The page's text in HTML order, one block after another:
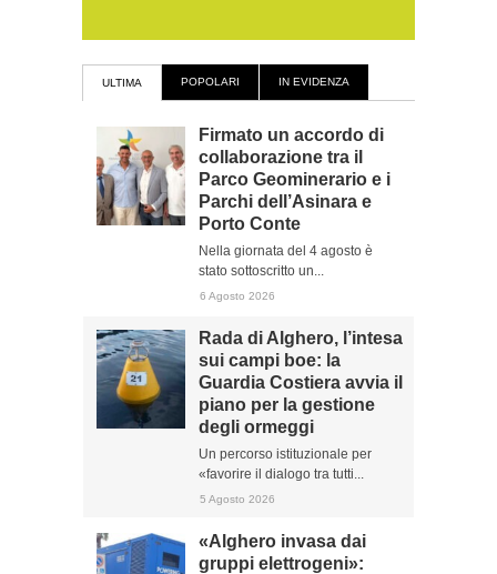
ULTIMA POPOLARI IN EVIDENZA
Firmato un accordo di
collaborazione tra il
Parco Geominerario e i
Parchi dell’Asinara e
Porto Conte
Nella giornata del 4 agosto è
stato sottoscritto un...
6 Agosto 2026
Rada di Alghero, l’intesa
sui campi boe: la
Guardia Costiera avvia il
piano per la gestione
degli ormeggi
Un percorso istituzionale per
«favorire il dialogo tra tutti...
5 Agosto 2026
«Alghero invasa dai
gruppi elettrogeni»: